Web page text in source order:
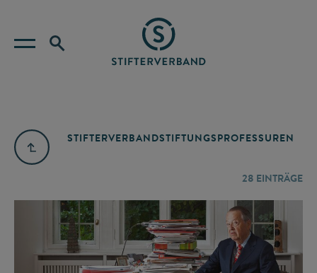
STIFTERVERBANDSTIFTUNGSPROFESSUREN
28 EINTRÄGE